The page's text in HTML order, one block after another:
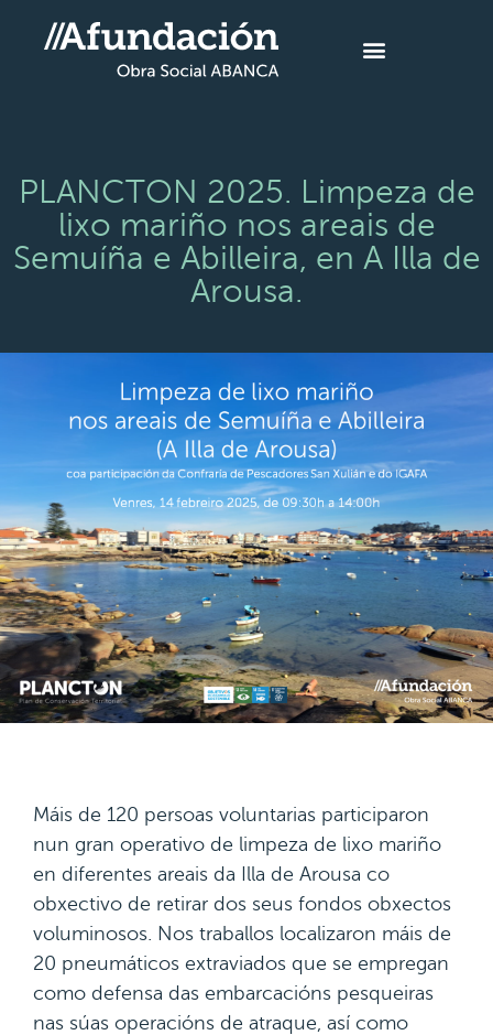
PLANCTON 2025. Limpeza de
lixo mariño nos areais de
Semuíña e Abilleira, en A Illa de
Arousa.
Máis de 120 persoas voluntarias participaron
nun gran operativo de limpeza de lixo mariño
en diferentes areais da Illa de Arousa co
obxectivo de retirar dos seus fondos obxectos
voluminosos. Nos traballos localizaron máis de
20 pneumáticos extraviados que se empregan
como defensa das embarcacións pesqueiras
nas súas operacións de atraque, así como